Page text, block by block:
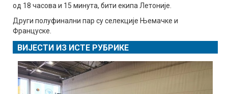
од 18 часова и 15 минута, бити екипа Летоније.
Други полуфинални пар су селекције Њемачке и
Француске.
ВИЈЕСТИ ИЗ ИСТЕ РУБРИКЕ